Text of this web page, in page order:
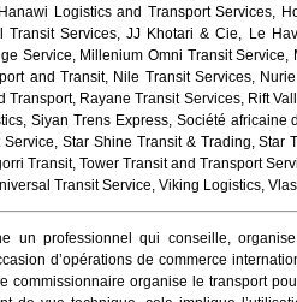
Logistics and Transport Services,
Transit Services, JJ Khotari & Cie, Le
Service, Millenium Omni Transit
and Transit, Nile Transit Services,
Rayane Transit Services, Rift
Siyan Trens Express, Société
Star Shine Transit & Trading,
Transit, Tower Transit and Transport
Transit Service, Viking Logistics,
un professionnel qui conseille,
d’opérations de commerce
commissionnaire organise le transport